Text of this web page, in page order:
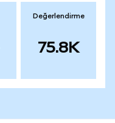
Değerlendirme
75.8K